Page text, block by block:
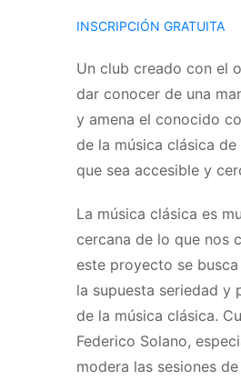
INSCRIPCIÓN GRATUITA
Un club creado con el
dar conocer de una
y amena el conocido
de la música clásica
que sea accesible y
La música clásica es
cercana de lo que nos
este proyecto se
la supuesta seriedad y
de la música clásica.
Federico Solano,
modera las sesiones